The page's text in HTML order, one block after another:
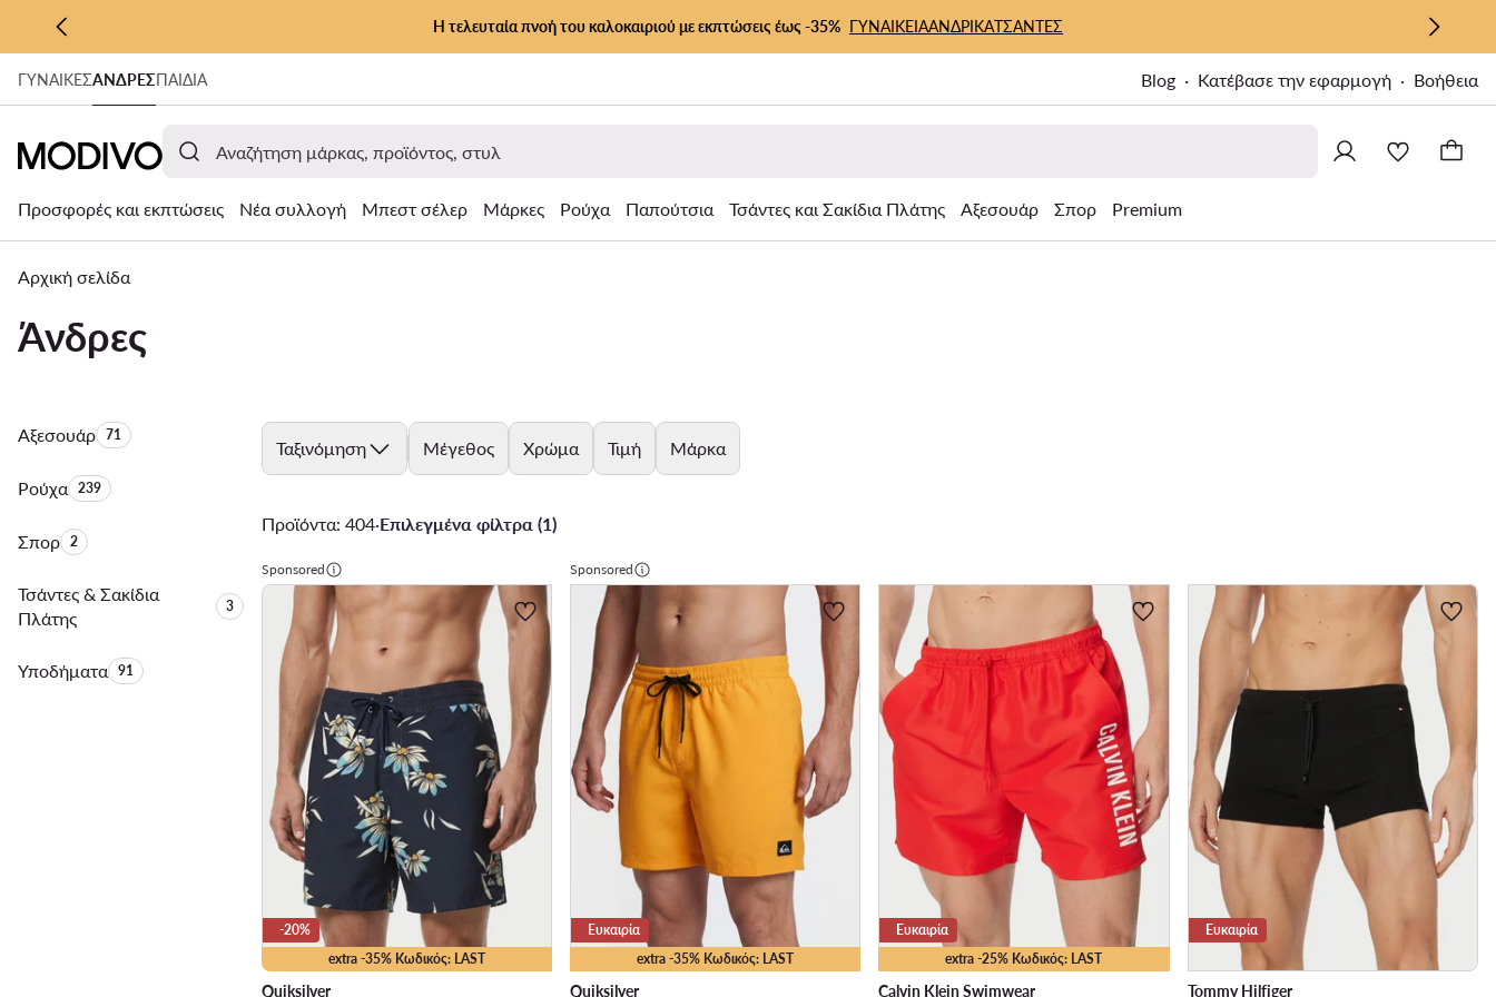
ΜΕΤΆΒΑΣΗ ΣΤΟ ΚΎΡΙΟ ΠΕΡΙΕΧΌΜΕΝΟ
ΜΕΤΆΒΑΣΗ ΣΤΗΝ ΑΝΑΖΉΤΗΣΗ
Η τελευταία πνοή του καλοκαιριού με εκπτώσεις έως -35% ΓΥΝΑΙΚΕΙΑΑΝΔΡΙΚΑΤΣΑΝΤΕΣ
ΓΥΝΑΊΚΕΣΑΝΔΡΕΣΠΑΙΔΙΑ Blog Κατέβασε την εφαρμογή Βοήθεια
Προσφορές και εκπτώσεις Νέα συλλογή Μπεστ σέλερ Μάρκες Ρούχα Παπούτσια Τσάντες και Σακίδια Πλάτης Αξεσουάρ Σπορ Premium
Αρχική σελίδα
Άνδρες
ΑξεσουάρΑριθμός προϊόντων:
71
ΡούχαΑριθμός προϊόντων:
239
ΣπορΑριθμός προϊόντων:
2
Τσάντες & Σακίδια
Πλάτης
Αριθμός προϊόντων:
3
ΥποδήματαΑριθμός προϊόντων:
91
Ταξινόμηση Μέγεθος Χρώμα Τιμή Μάρκα
Προϊόντα: 404·Επιλεγμένα φίλτρα (1)
Sponsored
extra -35% Κωδικός: LAST
-20%
Quiksilver
Sponsored
extra -35% Κωδικός: LAST
Ευκαιρία
Quiksilver
extra -25% Κωδικός: LAST
Ευκαιρία
Calvin Klein Swimwear
Ευκαιρία
Tommy Hilfiger